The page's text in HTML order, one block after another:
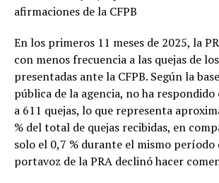
afirmaciones de la CFPB
En los primeros 11 meses de 2025, la
con menos frecuencia a las quejas de
presentadas ante la CFPB. Según la
pública de la agencia, no ha
a 611 quejas, lo que representa
% del total de quejas recibidas, en
solo el 0,7 % durante el mismo período
portavoz de la PRA declinó hacer